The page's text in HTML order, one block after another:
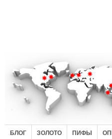
БЛОГ ЗОЛОТО ПИФЫ